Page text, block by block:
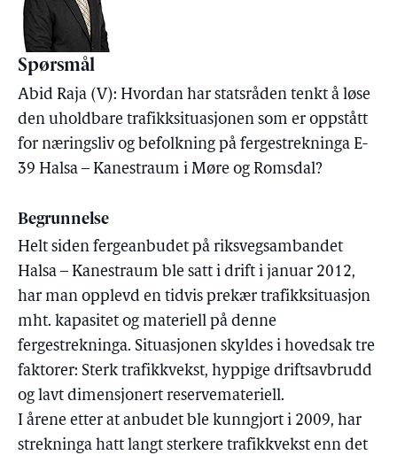
Spørsmål
Abid Raja (V): Hvordan har statsråden tenkt å løse
den uholdbare trafikksituasjonen som er oppstått
for næringsliv og befolkning på fergestrekninga E-
39 Halsa – Kanestraum i Møre og Romsdal?
Begrunnelse
Helt siden fergeanbudet på riksvegsambandet
Halsa – Kanestraum ble satt i drift i januar 2012,
har man opplevd en tidvis prekær trafikksituasjon
mht. kapasitet og materiell på denne
fergestrekninga. Situasjonen skyldes i hovedsak tre
faktorer: Sterk trafikkvekst, hyppige driftsavbrudd
og lavt dimensjonert reservemateriell.
I årene etter at anbudet ble kunngjort i 2009, har
strekninga hatt langt sterkere trafikkvekst enn det